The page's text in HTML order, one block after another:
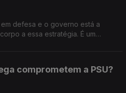
defesa e o governo está a
a essa estratégia. É um
comprometem a PSU?